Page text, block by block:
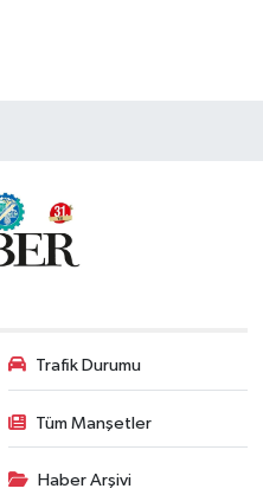
Trafik Durumu
Tüm Manşetler
Haber Arşivi